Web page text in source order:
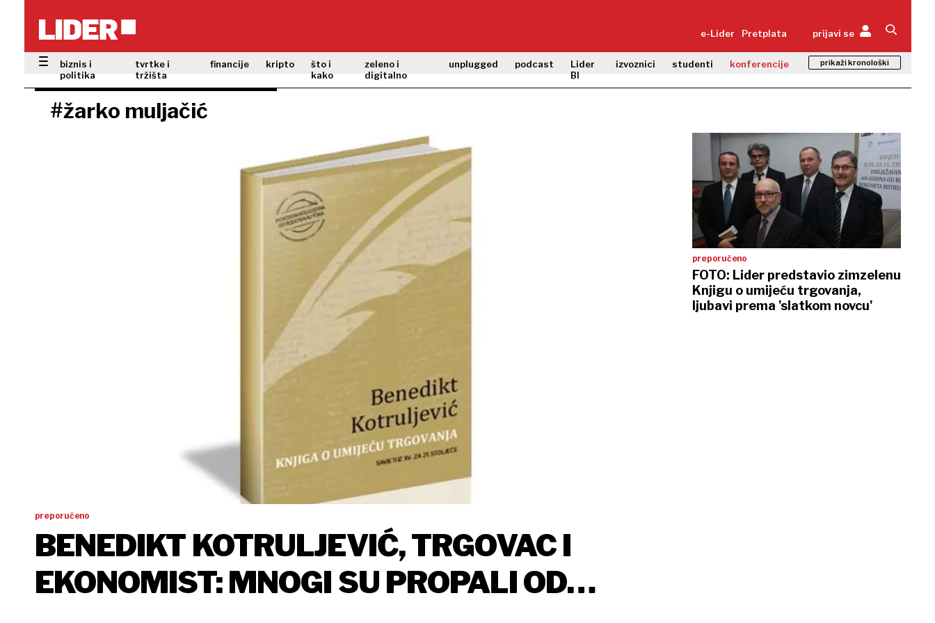
e-Lider Pretplata prijavi se
biznis i
politika
tvrtke i
tržišta
financije kripto
što i
kako
zeleno i
digitalno
unplugged podcast
Lider
BI
izvoznici studenti konferencije prikaži kronološki
#žarko muljačić
preporučeno
BENEDIKT KOTRULJEVIĆ, TRGOVAC I
EKONOMIST: MNOGI SU PROPALI OD
preporučeno
FOTO: Lider predstavio zimzelenu
Knjigu o umijeću trgovanja,
ljubavi prema 'slatkom novcu'